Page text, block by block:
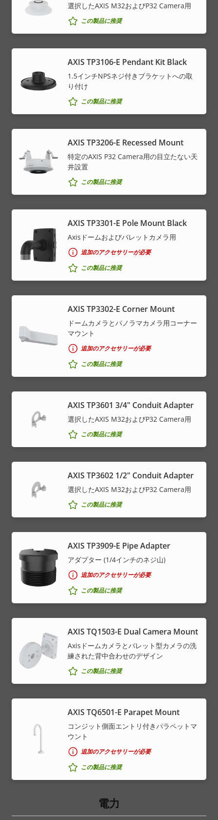
選択したAXIS M32およびP32 Camera用
この製品に推奨
AXIS TP3106-E Pendant Kit Black
1.5インチNPSネジ付きブラケットへの取
り付け
この製品に推奨
AXIS TP3206-E Recessed Mount
特定のAXIS P32 Camera用の目立たない天
井設置
この製品に推奨
AXIS TP3301-E Pole Mount Black
Axisドームおよびバレットカメラ用
追加のアクセサリーが必要
この製品に推奨
AXIS TP3302-E Corner Mount
ドームカメラとパノラマカメラ用コーナー
マウント
追加のアクセサリーが必要
この製品に推奨
AXIS TP3601 3/4" Conduit Adapter
選択したAXIS M32およびP32 Camera用
この製品に推奨
AXIS TP3602 1/2" Conduit Adapter
選択したAXIS M32およびP32 Camera用
この製品に推奨
AXIS TP3909-E Pipe Adapter
アダプター (1/4インチのネジ山)
追加のアクセサリーが必要
この製品に推奨
AXIS TQ1503-E Dual Camera Mount
Axisドームカメラとバレット型カメラの洗
練された背中合わせのデザイン
この製品に推奨
AXIS TQ6501-E Parapet Mount
コンジット側面エントリ付きパラペットマ
ウント
追加のアクセサリーが必要
この製品に推奨
電力